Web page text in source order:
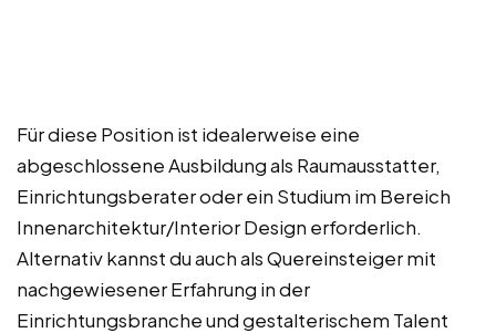
Für diese Position ist idealerweise eine
abgeschlossene Ausbildung als Raumausstatter,
Einrichtungsberater oder ein Studium im Bereich
Innenarchitektur/Interior Design erforderlich.
Alternativ kannst du auch als Quereinsteiger mit
nachgewiesener Erfahrung in der
Einrichtungsbranche und gestalterischem Talent